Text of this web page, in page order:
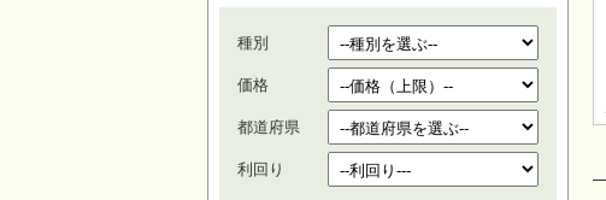
種別
価格
都道府県
利回り